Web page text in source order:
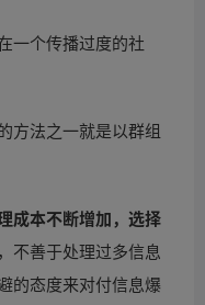
一个传播过度的社
方法之一就是以群组
成本不断增加，选择
，不善于处理过多信息
的态度来对付信息爆